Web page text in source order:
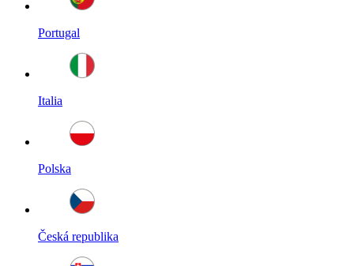
Portugal
Italia
Polska
Česká republika